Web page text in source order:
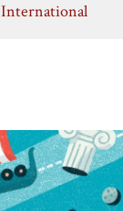
International